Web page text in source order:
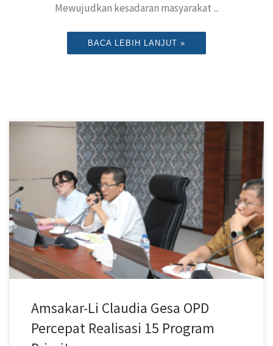
Mewujudkan kesadaran masyarakat ...
BACA LEBIH LANJUT »
Batam – Wali Kota Batam, Amsakar Achmad, bersama Wakil Wali
Kota Batam, Li Claudia Chandra, menginstruksikan seluruh
organisasi perangkat daerah (OPD) mempercepat realisasi 15
program prioritas Pemerintah Kota Batam pada semester II Tahun
2026. Arahan tersebut disampaikan saat memimpin Rapat Evaluasi
Triwulan II/Semester I di Kantor Wali Kota Batam, Senin
(27/7/2026). […]
Amsakar-Li Claudia Gesa OPD
Percepat Realisasi 15 Program